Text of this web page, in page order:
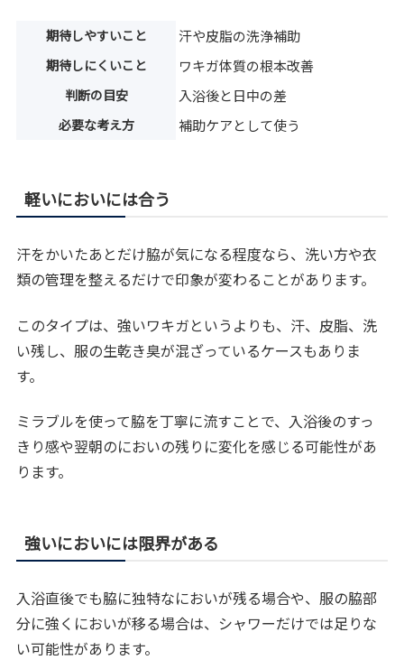
期待しやすいこと 汗や皮脂の洗浄補助
期待しにくいこと ワキガ体質の根本改善
判断の目安 入浴後と日中の差
必要な考え方 補助ケアとして使う
軽いにおいには合う
汗をかいたあとだけ脇が気になる程度なら、洗い方や衣
類の管理を整えるだけで印象が変わることがあります。
このタイプは、強いワキガというよりも、汗、皮脂、洗
い残し、服の生乾き臭が混ざっているケースもありま
す。
ミラブルを使って脇を丁寧に流すことで、入浴後のすっ
きり感や翌朝のにおいの残りに変化を感じる可能性があ
ります。
強いにおいには限界がある
入浴直後でも脇に独特なにおいが残る場合や、服の脇部
分に強くにおいが移る場合は、シャワーだけでは足りな
い可能性があります。